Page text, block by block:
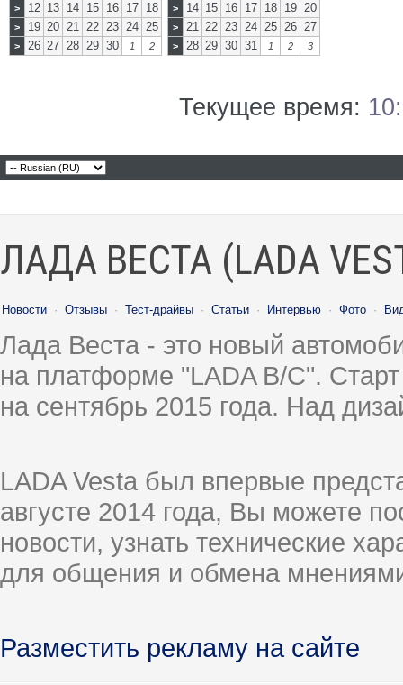
> 12 13 14 15 16 17 18
> 19 20 21 22 23 24 25
> 26 27 28 29 30 1 2
> 14 15 16 17 18 19 20
> 21 22 23 24 25 26 27
> 28 29 30 31 1 2 3
Текущее время:
ЛАДА ВЕСТА (LADA
Новости · Отзывы · Тест-драйвы · Статьи · Интервью · Фото ·
Лада Веста - это новый
на платформе "LADA B/C".
на сентябрь 2015 года. Над
LADA Vesta был впервые
августе 2014 года, Вы можете
новости, узнать технические
для общения и обмена
Разместить рекламу на сайте